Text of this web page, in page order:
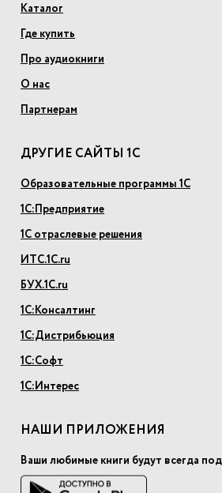
Каталог
Где купить
Про аудиокниги
О нас
Партнерам
ДРУГИЕ САЙТЫ 1С
Образовательные программы 1С
1С:Предприятие
1С отраслевые решения
ИТС.1С.ru
БУХ.1С.ru
1С:Консалтинг
1С:Дистрибьюция
1С:Софт
1С:Интерес
НАШИ ПРИЛОЖЕНИЯ
Ваши любимые книги будут всегда